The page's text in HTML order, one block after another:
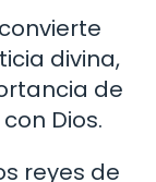
divina,
de
Dios.
reyes de